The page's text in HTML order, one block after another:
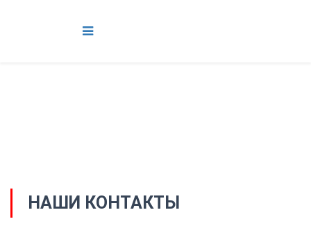
НАШИ КОНТАКТЫ